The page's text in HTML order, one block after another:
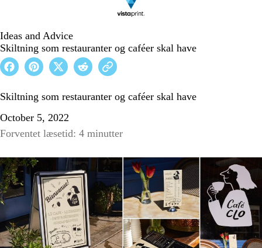
Ideas and Advice
Skiltning som restauranter og caféer skal have
Skiltning som restauranter og caféer skal have
October 5, 2022
Forventet læsetid: 4 minutter